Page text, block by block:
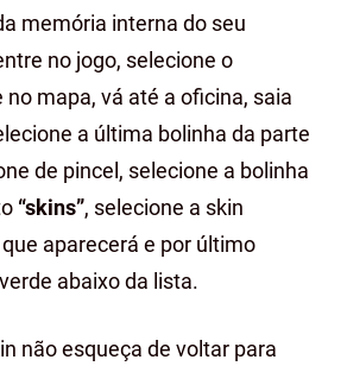
memória interna do seu
no jogo, selecione o
mapa, vá até a oficina, saia
a última bolinha da parte
de pincel, selecione a bolinha
“skins”, selecione a skin
aparecerá e por último
abaixo da lista.
não esqueça de voltar para